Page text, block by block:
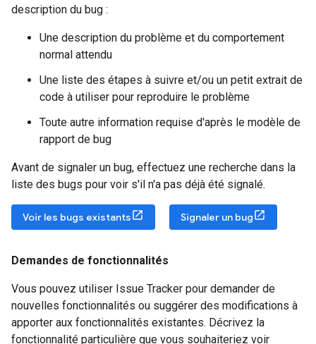
description du bug :
Une description du problème et du comportement
normal attendu
Une liste des étapes à suivre et/ou un petit extrait de
code à utiliser pour reproduire le problème
Toute autre information requise d'après le modèle de
rapport de bug
Avant de signaler un bug, effectuez une recherche dans la
liste des bugs pour voir s'il n'a pas déjà été signalé.
Voir les bugs existants Signaler un bug
Demandes de fonctionnalités
Vous pouvez utiliser Issue Tracker pour demander de
nouvelles fonctionnalités ou suggérer des modifications à
apporter aux fonctionnalités existantes. Décrivez la
fonctionnalité particulière que vous souhaiteriez voir